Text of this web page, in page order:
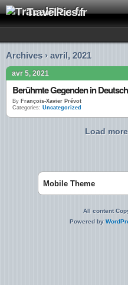
TravelPics.fr
Archives › avril, 2021
avr 5, 2021
By François-Xavier Prévot
Categories: Uncategorized
Load
Mobile Theme
All content
Powered by